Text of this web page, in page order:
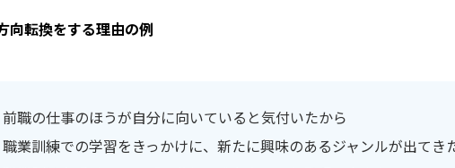
向転換をする理由の例
前職の仕事のほうが自分に向いていると気付いたから
職業訓練での学習をきっかけに、新たに興味のあるジャンルが出てき